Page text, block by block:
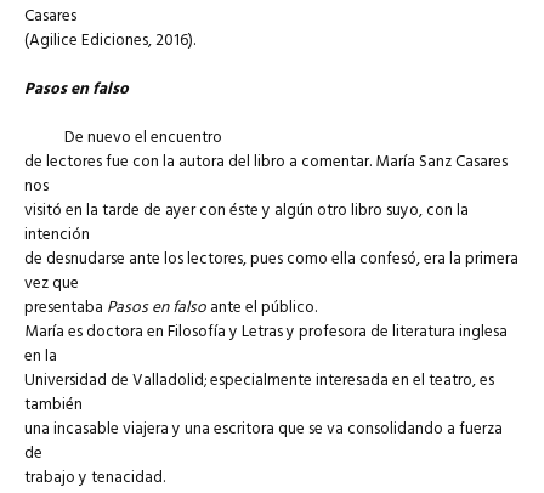
Casares
(Agilice Ediciones, 2016).
Pasos en falso
De nuevo el encuentro
de lectores fue con la autora del libro a comentar. María Sanz Casares
nos
visitó en la tarde de ayer con éste y algún otro libro suyo, con la
intención
de desnudarse ante los lectores, pues como ella confesó, era la primera
vez que
presentaba Pasos en falsoante el público.
María es doctora en Filosofía y Letras y profesora de literatura inglesa
en la
Universidad de Valladolid; especialmente interesada en el teatro, es
también
una incasable viajera y una escritora que se va consolidando a fuerza
de
trabajo y tenacidad.